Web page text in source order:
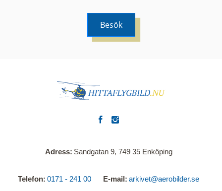
Besök
Adress Sandgatan 9, 749 35 Enköping
Telefon 0171 - 241 00 E-mail arkivet@aerobilder.se